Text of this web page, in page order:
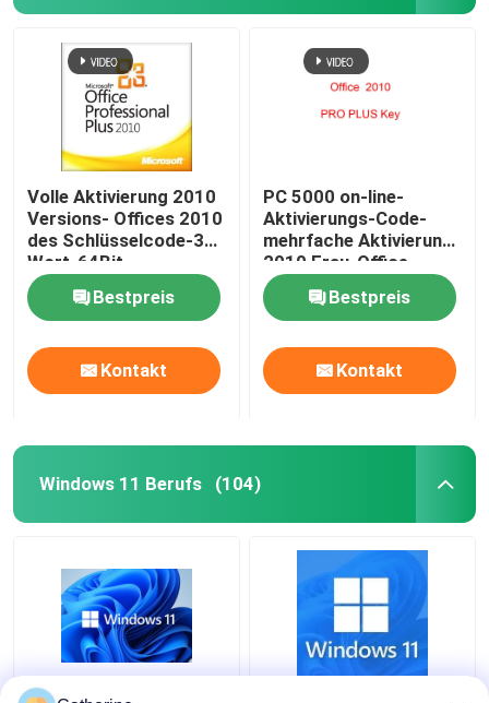
Volle Aktivierung 2010
Versions- Offices 2010
des Schlüsselcode-32
Wort-64Bit
Bestpreis
Kontakt
PC 5000 on-line-
Aktivierungs-Code-
mehrfache Aktivierung
2010 Frau-Office
Bestpreis
Kontakt
Windows 11 Berufs (104)